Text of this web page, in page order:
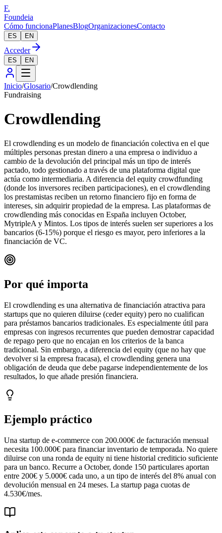
F.
Foundeia
Cómo funcionaPlanesBlogOrganizacionesContacto
ES EN
Acceder
ES EN
Inicio/Glosario/Crowdlending
Fundraising
Crowdlending
El crowdlending es un modelo de financiación colectiva en el que
múltiples personas prestan dinero a una empresa o individuo a
cambio de la devolución del principal más un tipo de interés
pactado, todo gestionado a través de una plataforma digital que
actúa como intermediaria. A diferencia del equity crowdfunding
(donde los inversores reciben participaciones), en el crowdlending
los prestamistas reciben un retorno financiero fijo en forma de
intereses, sin adquirir propiedad de la empresa. Las plataformas de
crowdlending más conocidas en España incluyen October,
MytripleA y Mintos. Los tipos de interés suelen ser superiores a los
bancarios (6-15%) porque el riesgo es mayor, pero inferiores a la
financiación de VC.
Por qué importa
El crowdlending es una alternativa de financiación atractiva para
startups que no quieren diluirse (ceder equity) pero no cualifican
para préstamos bancarios tradicionales. Es especialmente útil para
empresas con ingresos recurrentes que pueden demostrar capacidad
de repago pero que no encajan en los criterios de la banca
tradicional. Sin embargo, a diferencia del equity (que no hay que
devolver si la empresa fracasa), el crowdlending genera una
obligación de deuda que debe pagarse independientemente de los
resultados, lo que añade presión financiera.
Ejemplo práctico
Una startup de e-commerce con 200.000€ de facturación mensual
necesita 100.000€ para financiar inventario de temporada. No quiere
diluirse con una ronda de equity ni tiene historial crediticio suficiente
para un banco. Recurre a October, donde 150 particulares aportan
entre 200€ y 5.000€ cada uno, a un tipo de interés del 8% anual con
devolución mensual en 24 meses. La startup paga cuotas de
4.530€/mes.